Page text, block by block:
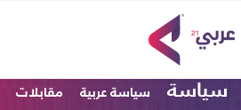
سياسة سياسة عربية مقابلات